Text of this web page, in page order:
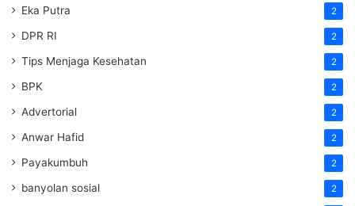
Eka Putra 2
DPR RI 2
Tips Menjaga Kesehatan 2
BPK 2
Advertorial 2
Anwar Hafid 2
Payakumbuh 2
banyolan sosial 2